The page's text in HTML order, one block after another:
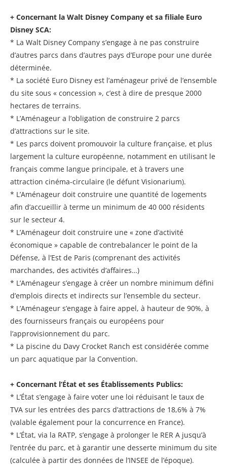
+ Concernant la Walt Disney Company et sa filiale Euro
Disney SCA:
* La Walt Disney Company s’engage à ne pas construire
d’autres parcs dans d’autres pays d’Europe pour une durée
déterminée.
* La société Euro Disney est l’aménageur privé de l’ensemble
du site sous « concession », c’est à dire de presque 2000
hectares de terrains.
* L’Aménageur a l’obligation de construire 2 parcs
d’attractions sur le site.
* Les parcs doivent promouvoir la culture française, et plus
largement la culture européenne, notamment en utilisant le
français comme langue principale, et à travers une
attraction cinéma-circulaire (le défunt Visionarium).
* L’Aménageur doit construire une quantité de logements
afin d’accueillir à terme un minimum de 40 000 résidents
sur le secteur 4.
* L’Aménageur doit construire une « zone d’activité
économique » capable de contrebalancer le point de la
Défense, à l’Est de Paris (comprenant des activités
marchandes, des activités d’affaires…)
* L’Aménageur s’engage à créer un nombre minimum défini
d’emplois directs et indirects sur l’ensemble du secteur.
* L’Aménageur s’engage à faire appel, à hauteur de 90%, à
des fournisseurs français ou européens pour
l’approvisionnement du parc.
* La piscine du Davy Crocket Ranch est considérée comme
un parc aquatique par la Convention.
+ Concernant l’État et ses Établissements Publics:
* L’État s’engage à faire voter une loi réduisant le taux de
TVA sur les entrées des parcs d’attractions de 18,6% à 7%
(valable également pour la concurrence en France).
* L’État, via la RATP, s’engage à prolonger le RER A jusqu’à
l’entrée du parc, et à garantir une desserte minimum du site
(calculée à partir des données de l’INSEE de l’époque).